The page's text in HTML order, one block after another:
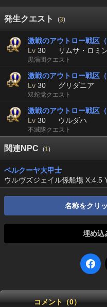
発生クエスト (3)
激戦のアウトロー戦区（
Lv 30 リムサ・ロミ
黒渦団クエスト
激戦のアウトロー戦区（
Lv 30 グリダニア
双蛇党クエスト
激戦のアウトロー戦区（
Lv 30 ウルダハ
不滅隊クエスト
関連NPC (1)
ベルクーヤ大甲士
ウルヴズジェイル係船場 X:4.5
名称をクリ
埋め込
コメント（0）